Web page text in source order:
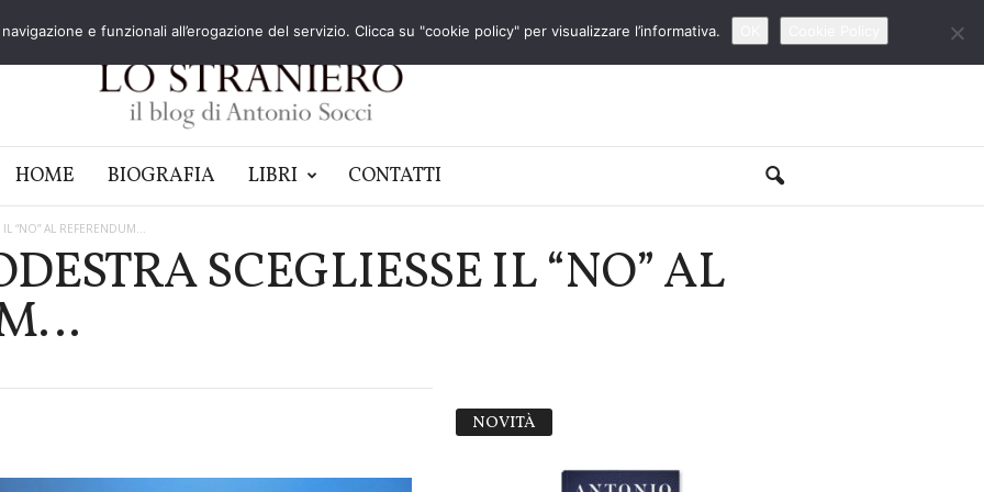
HOME BIOGRAFIA LIBRI CONTATTI
IL “NO” AL REFERENDUM…
SCEGLIESSE IL “NO” AL
NOVITÀ
e funzionali all’erogazione del servizio. Clicca su "cookie policy" per visualizzare l’informativa.